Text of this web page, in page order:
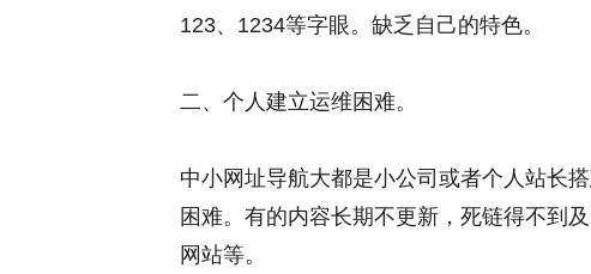
123、1234等字眼。缺乏自己的特色。
二、个人建立运维困难。
中小网址导航大都是小公司或者个人站长
困难。有的内容长期不更新，死链得不到
网站等。